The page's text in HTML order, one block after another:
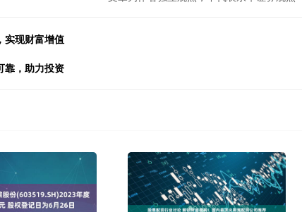
实现财富增值
靠，助力投资